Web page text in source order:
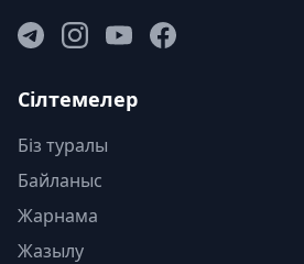
Сілтемелер
Біз туралы
Байланыс
Жарнама
Жазылу